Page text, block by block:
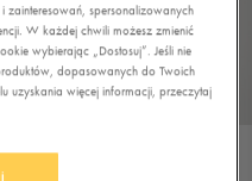
1/4
spersonalizowanych
W każdej chwili możesz zmienić
wybierając „Dostosuj”. Jeśli nie
dopasowanych do Twoich
uzyskania więcej informacji, przeczytaj